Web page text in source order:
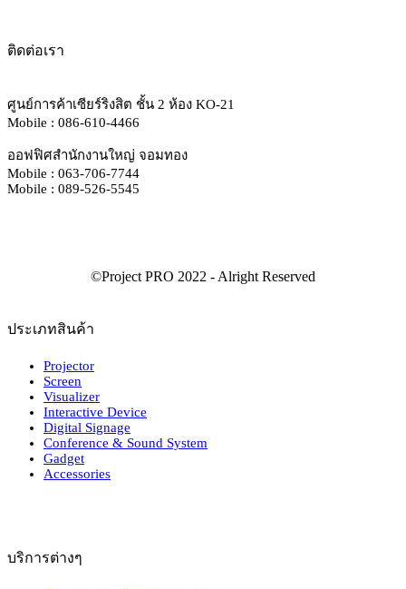
ติดต่อเรา
ศูนย์การค้าเซียร์ริงสิต ชั้น 2 ห้อง KO-21
Mobile : 086-610-4466
ออฟฟิศสำนักงานใหญ่ จอมทอง
Mobile : 063-706-7744
Mobile : 089-526-5545
ประเภทสินค้า
Projector
Screen
Visualizer
Interactive Device
Digital Signage
Conference & Sound System
Gadget
Accessories
บริการต่างๆ